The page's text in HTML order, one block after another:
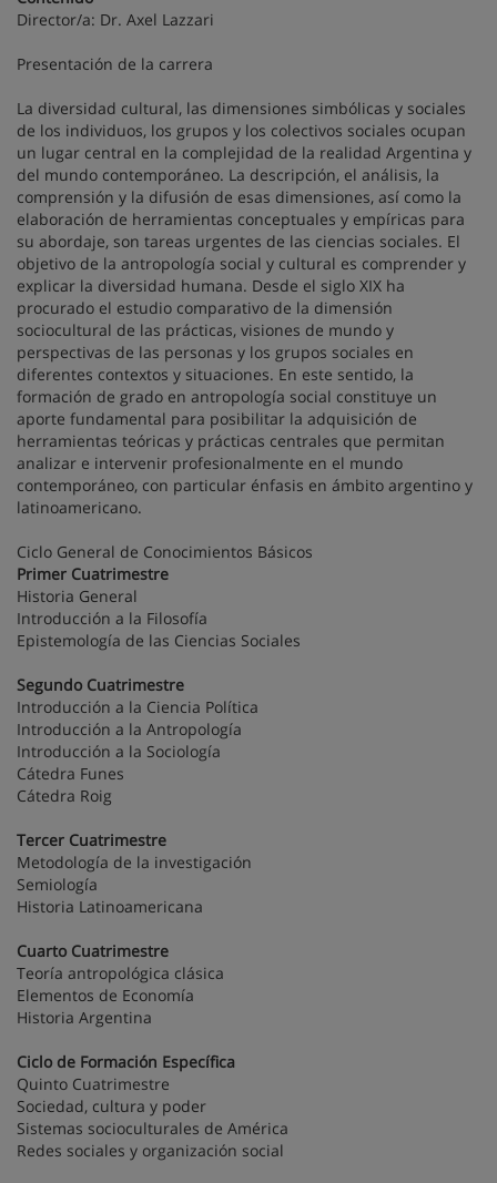
Director/a: Dr. Axel Lazzari
Presentación de la carrera
La diversidad cultural, las dimensiones simbólicas y sociales
de los individuos, los grupos y los colectivos sociales ocupan
un lugar central en la complejidad de la realidad Argentina y
del mundo contemporáneo. La descripción, el análisis, la
comprensión y la difusión de esas dimensiones, así como la
elaboración de herramientas conceptuales y empíricas para
su abordaje, son tareas urgentes de las ciencias sociales. El
objetivo de la antropología social y cultural es comprender y
explicar la diversidad humana. Desde el siglo XIX ha
procurado el estudio comparativo de la dimensión
sociocultural de las prácticas, visiones de mundo y
perspectivas de las personas y los grupos sociales en
diferentes contextos y situaciones. En este sentido, la
formación de grado en antropología social constituye un
aporte fundamental para posibilitar la adquisición de
herramientas teóricas y prácticas centrales que permitan
analizar e intervenir profesionalmente en el mundo
contemporáneo, con particular énfasis en ámbito argentino y
latinoamericano.
Ciclo General de Conocimientos Básicos
Primer Cuatrimestre
Historia General
Introducción a la Filosofía
Epistemología de las Ciencias Sociales
Segundo Cuatrimestre
Introducción a la Ciencia Política
Introducción a la Antropología
Introducción a la Sociología
Cátedra Funes
Cátedra Roig
Tercer Cuatrimestre
Metodología de la investigación
Semiología
Historia Latinoamericana
Cuarto Cuatrimestre
Teoría antropológica clásica
Elementos de Economía
Historia Argentina
Ciclo de Formación Específica
Quinto Cuatrimestre
Sociedad, cultura y poder
Sistemas socioculturales de América
Redes sociales y organización social